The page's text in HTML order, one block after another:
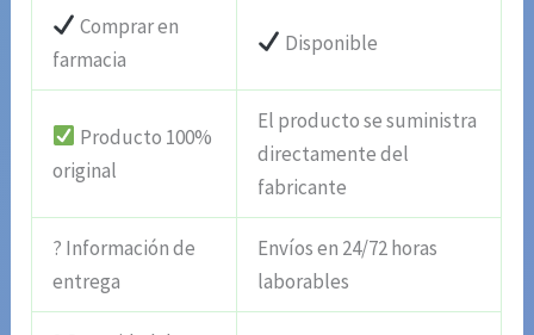
Comprar en
farmacia
Disponible
Producto 100%
original
El producto se suministra
directamente del
fabricante
? Información de
entrega
Envíos en 24/72 horas
laborables